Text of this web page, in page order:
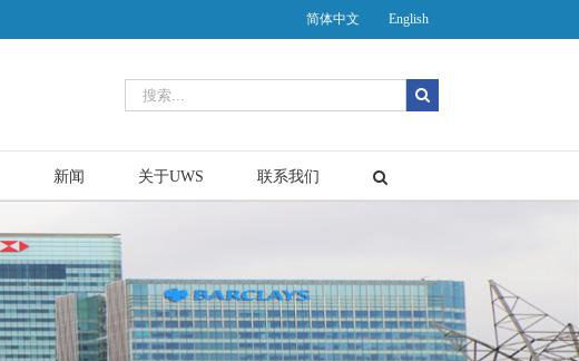
简体中文 English
新闻 关于UWS 联系我们